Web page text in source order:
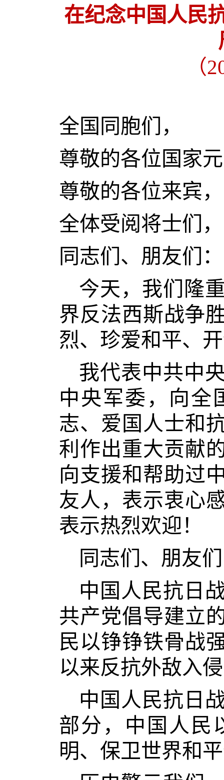
在纪念中国人民
（
全国同胞们，
尊敬的各位国家
尊敬的各位来宾，
全体受阅将士们，
同志们、朋友们：
今天，我们隆
界反法西斯战争
烈、珍爱和平、
我代表中共中
中央军委，向全
志、爱国人士和
利作出重大贡献
向支援和帮助过
友人，表示衷心
表示热烈欢迎！
同志们、朋友
中国人民抗日
共产党倡导建立
民以铮铮铁骨战
以来反抗外敌入
中国人民抗日
部分，中国人民
明、保卫世界和